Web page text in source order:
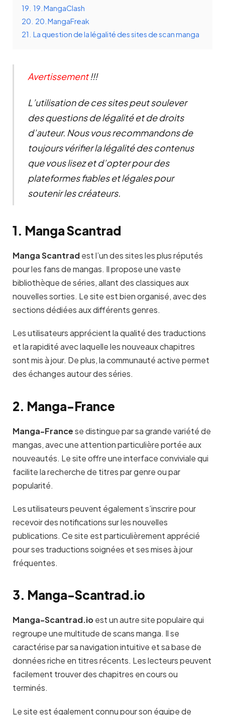
19. 19. MangaClash
20. 20. MangaFreak
21. La question de la légalité des sites de scan manga
Avertissement!!!
L’utilisation de ces sites peut soulever
des questions de légalité et de droits
d’auteur. Nous vous recommandons de
toujours vérifier la légalité des contenus
que vous lisez et d’opter pour des
plateformes fiables et légales pour
soutenir les créateurs.
1. Manga Scantrad
Manga Scantradest l’un des sites les plus réputés
pour les fans de mangas. Il propose une vaste
bibliothèque de séries, allant des classiques aux
nouvelles sorties. Le site est bien organisé, avec des
sections dédiées aux différents genres.
Les utilisateurs apprécient la qualité des traductions
et la rapidité avec laquelle les nouveaux chapitres
sont mis à jour. De plus, la communauté active permet
des échanges autour des séries.
2. Manga-France
Manga-Francese distingue par sa grande variété de
mangas, avec une attention particulière portée aux
nouveautés. Le site offre une interface conviviale qui
facilite la recherche de titres par genre ou par
popularité.
Les utilisateurs peuvent également s’inscrire pour
recevoir des notifications sur les nouvelles
publications. Ce site est particulièrement apprécié
pour ses traductions soignées et ses mises à jour
fréquentes.
3. Manga-Scantrad.io
Manga-Scantrad.ioest un autre site populaire qui
regroupe une multitude de scans manga. Il se
caractérise par sa navigation intuitive et sa base de
données riche en titres récents. Les lecteurs peuvent
facilement trouver des chapitres en cours ou
terminés.
Le site est également connu pour son équipe de